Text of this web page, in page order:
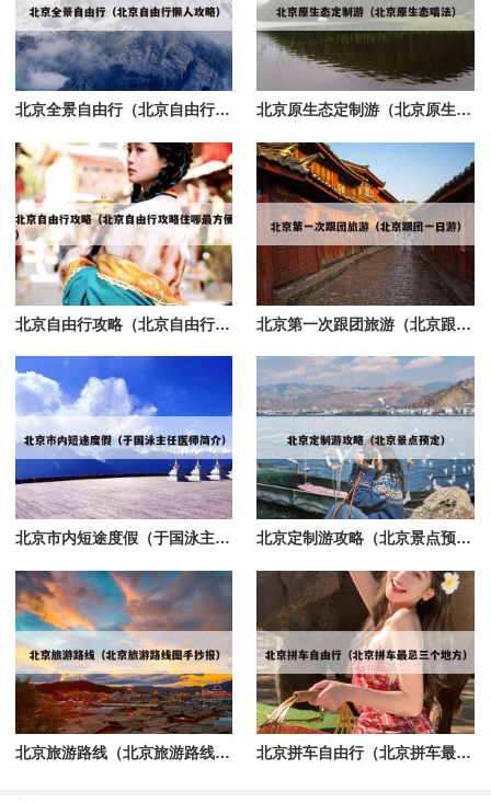
北京全景自由行（北京自由行懒人攻略） 北京原生态定制游（北京原生态唱法）
北京自由行攻略（北京自由行攻略住哪最方便） 北京第一次跟团旅游（北京跟团一日游）
北京市内短途度假（于国泳主任医师简介） 北京定制游攻略（北京景点预定）
北京旅游路线（北京旅游路线图手抄报） 北京拼车自由行（北京拼车最忌三个地方）